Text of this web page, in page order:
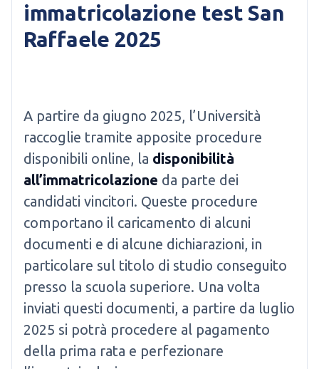
immatricolazione test San
Raffaele 2025
A partire da giugno 2025, l’Università
raccoglie tramite apposite procedure
disponibili online, la disponibilità
all’immatricolazione da parte dei
candidati vincitori. Queste procedure
comportano il caricamento di alcuni
documenti e di alcune dichiarazioni, in
particolare sul titolo di studio conseguito
presso la scuola superiore. Una volta
inviati questi documenti, a partire da luglio
2025 si potrà procedere al pagamento
della prima rata e perfezionare